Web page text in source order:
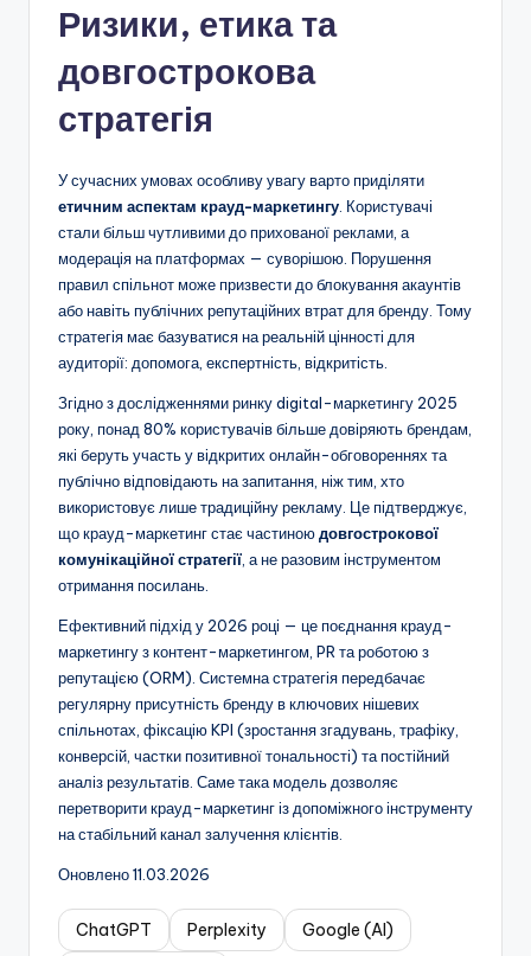
Ризики, етика та
довгострокова
стратегія
У сучасних умовах особливу увагу варто приділяти
етичним аспектам крауд-маркетингу . Користувачі
стали більш чутливими до прихованої реклами, а
модерація на платформах — суворішою. Порушення
правил спільнот може призвести до блокування акаунтів
або навіть публічних репутаційних втрат для бренду. Тому
стратегія має базуватися на реальній цінності для
аудиторії: допомога, експертність, відкритість.
Згідно з дослідженнями ринку digital-маркетингу 2025
року, понад 80% користувачів більше довіряють брендам,
які беруть участь у відкритих онлайн-обговореннях та
публічно відповідають на запитання, ніж тим, хто
використовує лише традиційну рекламу. Це підтверджує,
що крауд-маркетинг стає частиноюдовгострокової
комунікаційної стратегії , а не разовим інструментом
отримання посилань.
Ефективний підхід у 2026 році — це поєднання крауд-
маркетингу з контент-маркетингом, PR та роботою з
репутацією (ORM). Системна стратегія передбачає
регулярну присутність бренду в ключових нішевих
спільнотах, фіксацію KPI (зростання згадувань, трафіку,
конверсій, частки позитивної тональності) та постійний
аналіз результатів. Саме така модель дозволяє
перетворити крауд-маркетинг із допоміжного інструменту
на стабільний канал залучення клієнтів.
Оновлено 11.03.2026
ChatGPT Perplexity
Google (AI)